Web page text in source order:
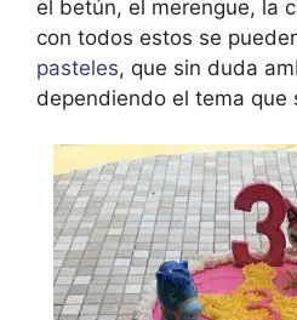
el betún, el merengue, la
con todos estos se
pasteles, que sin duda
dependiendo el tema que